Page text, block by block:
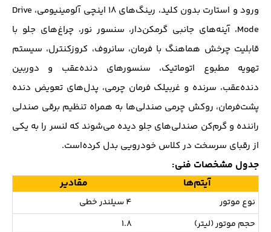
ورود و استارت بدون کلید، رینگ‌های 18 اینچی آلومینیومی، Drive
Mode، آینه‌های جانبی گرمکن‌دار، سنسور نور، چراغ‌های جلو با
قابلیت چرخش هماهنگ با فرمان، سانروف، کروز‌کنترل، سیستم
تهویه مطبوع اتوماتیک، سنسور‌های‌ دنده‌عقب و دوربین
دنده‌عقب، سر‌نده و غربیلک فرمان چرمی، پدل‌های تعویض دنده
پشت‌فرمان، روکش چرمی صندلی‌ها به همراه تنظیم برقی صندلی
راننده و گرم‌کن صندلی‌های جلو دیده می‌شوند که لنسر را به یکی
از رقبای سر‌سخت در کلاس خودرویی بدل کرده‌است.
جدول مشخصات فنی:
آیتم‌ها
مقادیر
نوع موتور
4 سیلندر خطی
حجم موتور (لیتر)
1.8